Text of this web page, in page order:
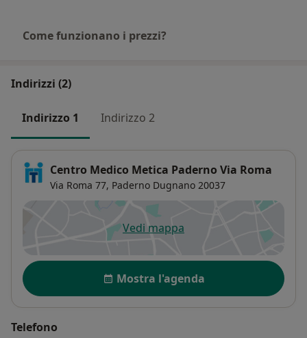
Come funzionano i prezzi?
Indirizzi (2)
Indirizzo 1 Indirizzo 2
Centro Medico Metica Paderno Via Roma
Via Roma 77, Paderno Dugnano 20037
Vedi mappasi apre in una nuova scheda
Disponibilità
Mostra l'agenda
Telefono